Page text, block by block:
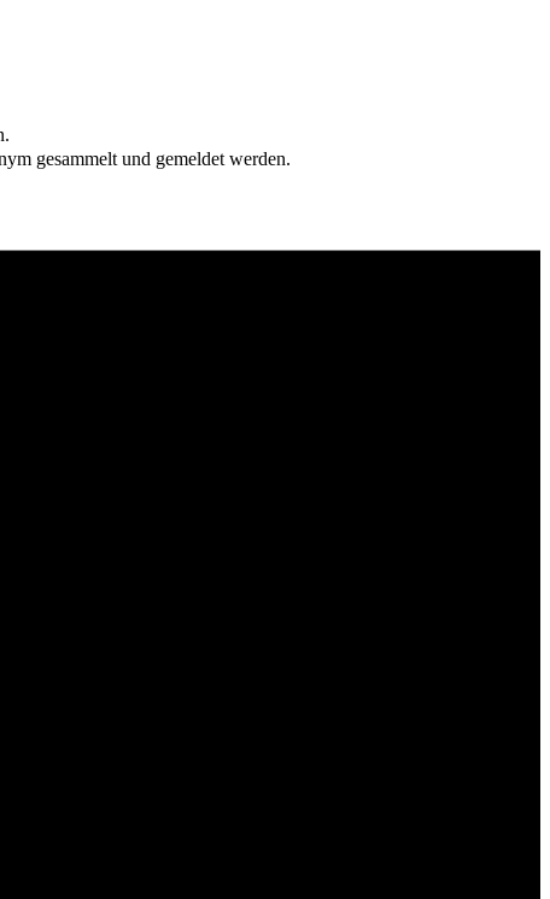
gesammelt und gemeldet werden.